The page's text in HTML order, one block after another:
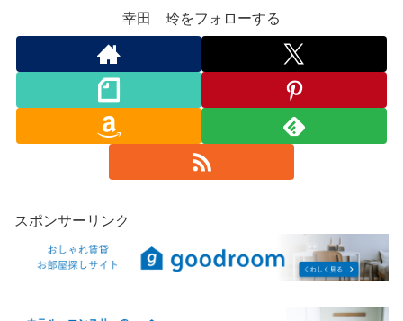
幸田 玲をフォローする
スポンサーリンク